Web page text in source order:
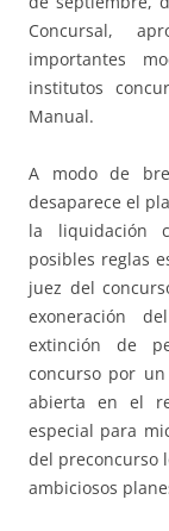
Concursal,
importantes
institutos
Manual.
A modo de
desaparece el
la liquidación
posibles reglas
juez del
exoneración
extinción de
concurso por
abierta en el
especial para
del preconcurso
ambiciosos